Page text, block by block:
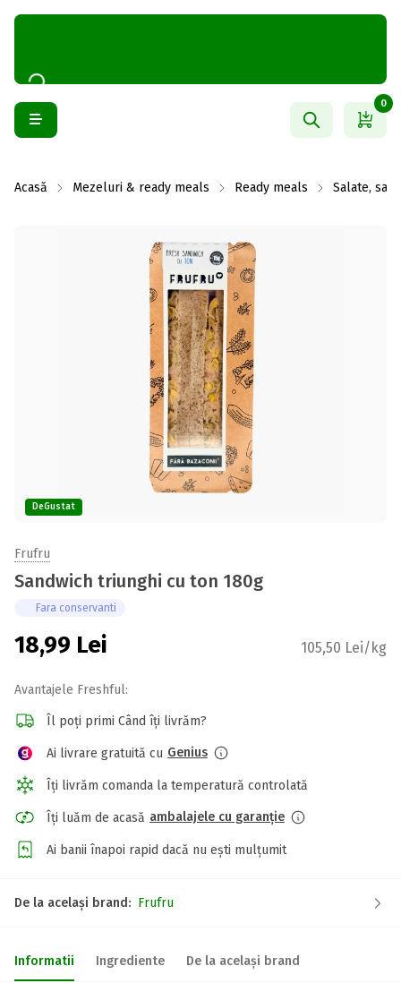
0
Acasă Mezeluri & ready meals Ready meals Salate,
DeGustat
Frufru
Sandwich triunghi cu ton 180g
Fara conservanti
18,99 Lei 105,50 Lei/kg
Avantajele Freshful:
Îl poți primi Când îți livrăm?
Ai livrare gratuită cu Genius
Îți livrăm comanda la temperatură controlată
Îți luăm de acasă ambalajele cu garanție
Ai banii înapoi rapid dacă nu ești mulțumit
De la același brand: Frufru
Informatii Ingrediente De la același brand